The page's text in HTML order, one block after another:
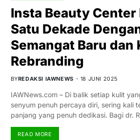
Insta Beauty Center
Satu Dekade
Semangat Baru dan
Rebranding
BYREDAKSI IAWNEWS 18 JUNI 2025
IAWNews.com – Di balik setiap kulit
senyum penuh percaya diri, sering kali
panjang yang penuh dedikasi. Bagi dr.
READ MORE